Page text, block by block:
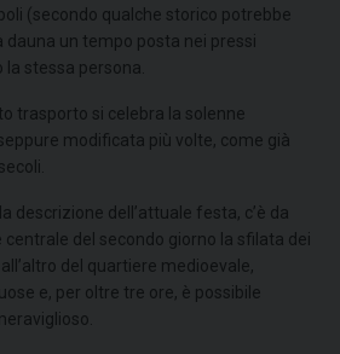
(secondo qualche storico potrebbe
un tempo posta nei pressi
la stessa persona.
trasporto si celebra la solenne
modificata più volte, come già
descrizione dell’attuale festa, c’è da
del secondo giorno la sfilata dei
del quartiere medioevale,
e, per oltre tre ore, è possibile